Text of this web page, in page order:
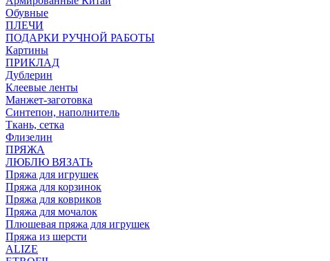
Обувные
ПЛЕЧИ
ПОДАРКИ РУЧНОЙ РАБОТЫ
Картины
ПРИКЛАД
Дублерин
Клеевые ленты
Манжет-заготовка
Синтепон, наполнитель
Ткань, сетка
Флизелин
ПРЯЖА
ЛЮБЛЮ ВЯЗАТЬ
Пряжа для игрушек
Пряжа для корзинок
Пряжа для ковриков
Пряжа для мочалок
Плюшевая пряжа для игрушек
Пряжа из шерсти
ALIZE